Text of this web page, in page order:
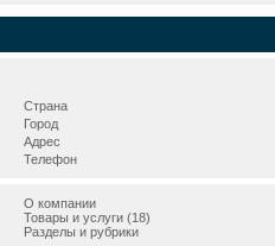
Страна
Город
Адрес
Телефон
О компании
Товары и услуги (18)
Разделы и рубрики